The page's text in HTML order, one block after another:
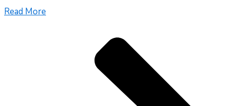
Read More